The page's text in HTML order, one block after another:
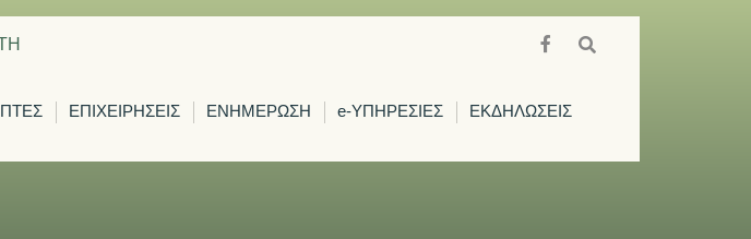
ΕΠΙΧΕΙΡΗΣΕΙΣ ΕΝΗΜΕΡΩΣΗ e-ΥΠΗΡΕΣΙΕΣ ΕΚΔΗΛΩΣΕΙΣ